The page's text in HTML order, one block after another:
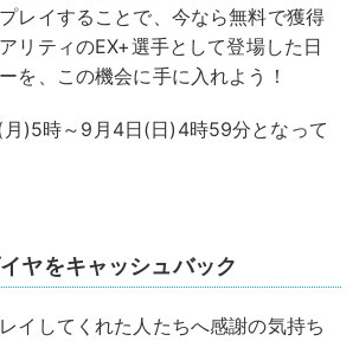
レイすることで、今なら無料で獲得
リティのEX+選手として登場した日
を、この機会に手に入れよう！
)5時～9月4日(日)4時59分となって
ヤをキャッシュバック
イしてくれた人たちへ感謝の気持ち